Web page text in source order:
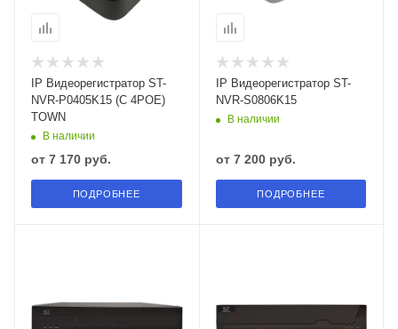
IP Видеорегистратор ST-
NVR-P0405K15 (С 4РОЕ)
TOWN
В наличии
от 7 170 руб.
ПОДРОБНЕЕ
IP Видеорегистратор ST-
NVR-S0806K15
В наличии
от 7 200 руб.
ПОДРОБНЕЕ